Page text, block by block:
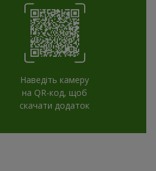
Наведіть камеру
на QR-код, щоб
скачати додаток